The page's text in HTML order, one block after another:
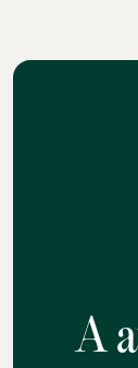
A